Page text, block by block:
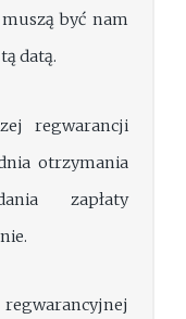
być nam
datą.
regwarancji
otrzymania
zapłaty